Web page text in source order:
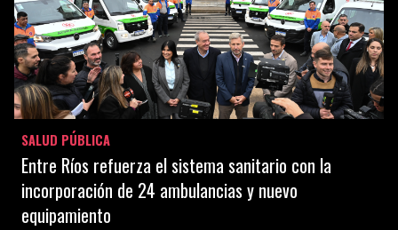
SALUD PÚBLICA
Entre Ríos refuerza el sistema sanitario con la
incorporación de 24 ambulancias y nuevo
equipamiento